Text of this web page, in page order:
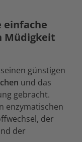
einfache
Müdigkeit
günstigen
und das
gebracht.
enzymatischen
der
der